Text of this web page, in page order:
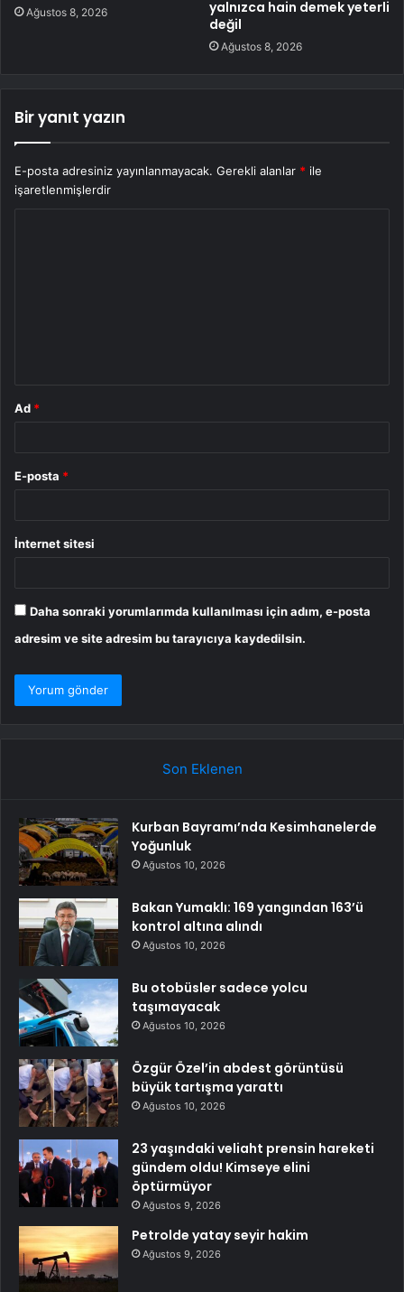
Ağustos 8, 2026
yalnızca hain demek yeterli
değil
Ağustos 8, 2026
Bir yanıt yazın
E-posta adresiniz yayınlanmayacak. Gerekli alanlar * ile
işaretlenmişlerdir
Ad *
E-posta *
İnternet sitesi
Daha sonraki yorumlarımda kullanılması için adım, e-posta
adresim ve site adresim bu tarayıcıya kaydedilsin.
Son Eklenen
Kurban Bayramı’nda Kesimhanelerde
Yoğunluk
Ağustos 10, 2026
Bakan Yumaklı: 169 yangından 163’ü
kontrol altına alındı
Ağustos 10, 2026
Bu otobüsler sadece yolcu
taşımayacak
Ağustos 10, 2026
Özgür Özel’in abdest görüntüsü
büyük tartışma yarattı
Ağustos 10, 2026
23 yaşındaki veliaht prensin hareketi
gündem oldu! Kimseye elini
öptürmüyor
Ağustos 9, 2026
Petrolde yatay seyir hakim
Ağustos 9, 2026